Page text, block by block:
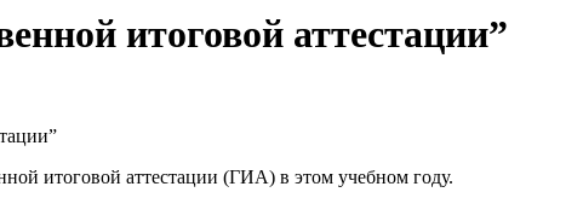
итоговой аттестации”
итоговой аттестации (ГИА) в этом учебном году.